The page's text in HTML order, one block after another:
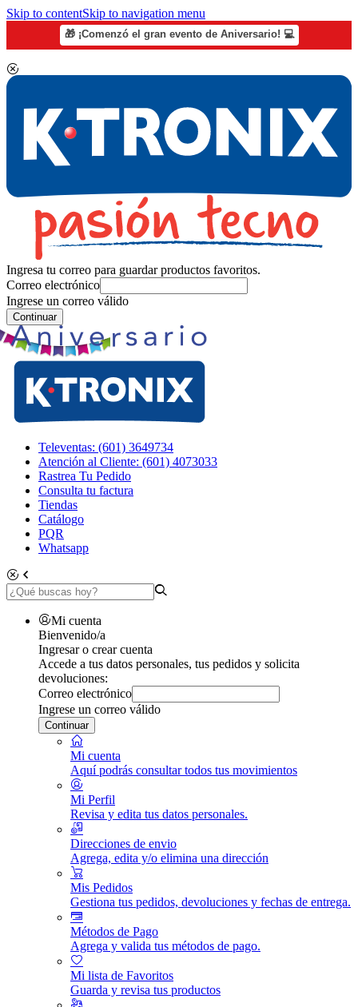
Skip to contentSkip to navigation menu
🎁 ¡Comenzó el gran evento de Aniversario! 💻
Ingresa tu correo para guardar productos favoritos.
Correo electrónico
Ingrese un correo válido
Continuar
Televentas: (601) 3649734
Atención al Cliente: (601) 4073033
Rastrea Tu Pedido
Consulta tu factura
Tiendas
Catálogo
PQR
Whatsapp
Mi cuenta
Bienvenido/a
Ingresar o crear cuenta
Accede a tus datos personales, tus pedidos y solicita
devoluciones:
Correo electrónico
Ingrese un correo válido
Continuar
Mi cuenta
Aquí podrás consultar todos tus movimientos
Mi Perfil
Revisa y edita tus datos personales.
Direcciones de envio
Agrega, edita y/o elimina una dirección
Mis Pedidos
Gestiona tus pedidos, devoluciones y fechas de entrega.
Métodos de Pago
Agrega y valida tus métodos de pago.
Mi lista de Favoritos
Guarda y revisa tus productos